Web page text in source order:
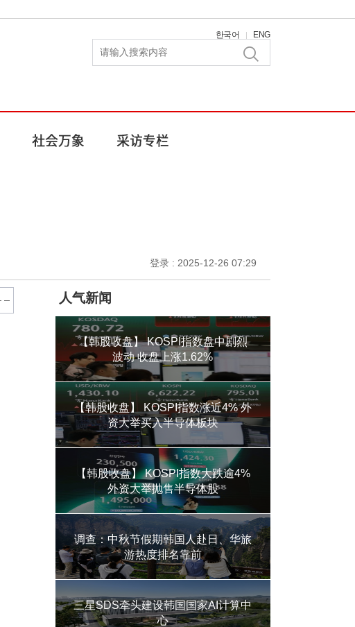
한국어 | ENG
登录 : 2025-12-26 07:29
人气新闻
【韩股收盘】 KOSPI指数盘中剧烈
波动 收盘上涨1.62%
【韩股收盘】 KOSPI指数涨近4% 外
资大举买入半导体板块
【韩股收盘】 KOSPI指数大跌逾4%
外资大举抛售半导体股
调查：中秋节假期韩国人赴日、华旅
游热度排名靠前
三星SDS牵头建设韩国国家AI计算中
心